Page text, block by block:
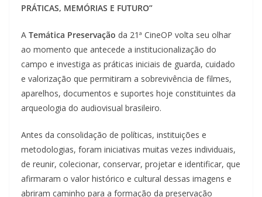
PRÁTICAS, MEMÓRIAS E FUTURO”
A Temática Preservação da 21ª CineOP volta seu olhar
ao momento que antecede a institucionalização do
campo e investiga as práticas iniciais de guarda, cuidado
e valorização que permitiram a sobrevivência de filmes,
aparelhos, documentos e suportes hoje constituintes da
arqueologia do audiovisual brasileiro.
Antes da consolidação de políticas, instituições e
metodologias, foram iniciativas muitas vezes individuais,
de reunir, colecionar, conservar, projetar e identificar, que
afirmaram o valor histórico e cultural dessas imagens e
abriram caminho para a formação da preservação